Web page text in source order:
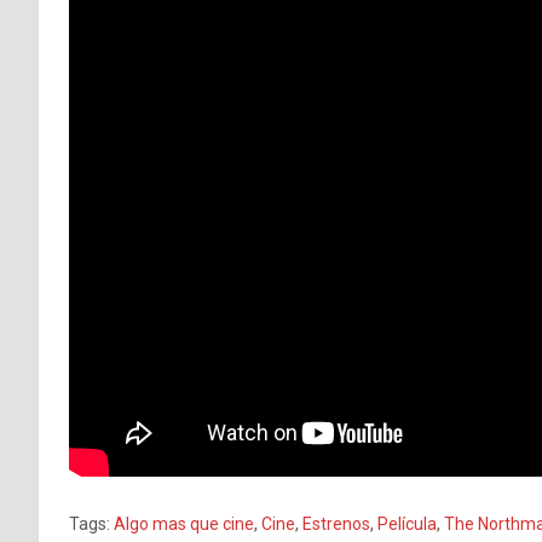
Tags: Algo mas que cine, Cine, Estrenos, Película, The